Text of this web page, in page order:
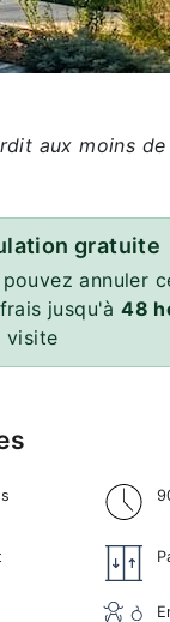
aux moins de
gratuite
pouvez annuler
jusqu'à48
visite